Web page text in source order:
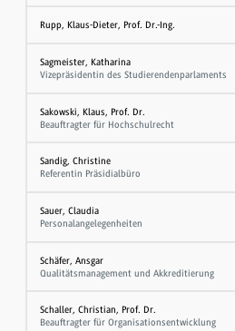
Rupp, Klaus-Dieter, Prof. Dr.-Ing.
Sagmeister, Katharina
Vizepräsidentin des Studierendenparlaments
Sakowski, Klaus, Prof. Dr.
​Beauftragter für Hochschulrecht
Sandig, Christine
Referentin Präsidialbüro
Sauer, Claudia
Personalangelegenheiten
Schäfer, Ansgar
Qualitätsmanagement und Akkreditierung
Schaller, Christian, Prof. Dr.
Beauftragter für Organisationsentwicklung